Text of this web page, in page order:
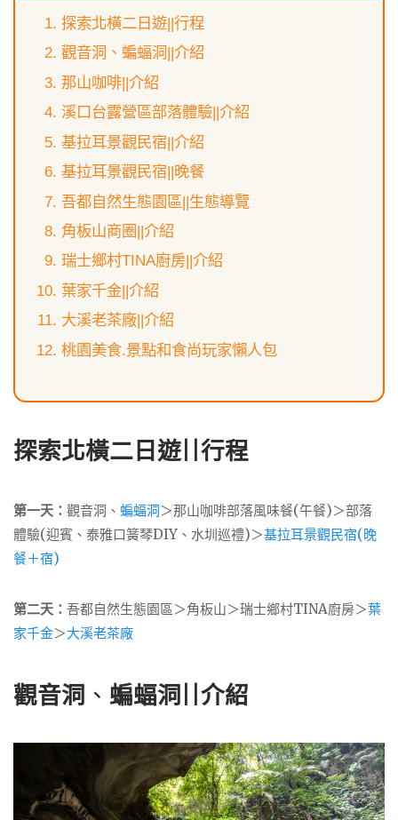
探索北橫二日遊||行程
觀音洞、蝙蝠洞||介紹
那山咖啡||介紹
溪口台露營區部落體驗||介紹
基拉耳景觀民宿||介紹
基拉耳景觀民宿||晚餐
吾都自然生態園區||生態導覽
角板山商圈||介紹
瑞⼠鄉村TINA廚房||介紹
葉家千金||介紹
大溪老茶廠||介紹
桃園美食.景點和食尚玩家懶人包
探索北橫二日遊||行程
第一天： 觀音洞 、 蝙蝠洞 ＞那山咖啡部落風味餐(午餐)＞部落
體驗(迎賓、泰雅口簧琴DIY、水圳巡禮)＞基拉耳景觀民宿(晚
餐＋宿)
第二天： 吾都自然生態園區＞角板山＞瑞⼠鄉村TINA廚房＞葉
家千金＞大溪老茶廠
觀音洞 、 蝙蝠洞||介紹